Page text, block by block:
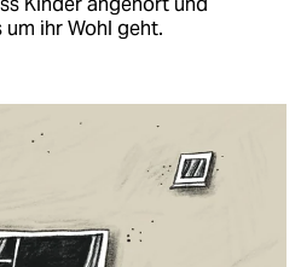
ihr Wohl geht.